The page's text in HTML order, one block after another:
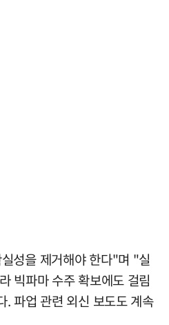
성을 제거해야 한다"며 "실
빅파마 수주 확보에도 걸림
. 파업 관련 외신 보도도 계속